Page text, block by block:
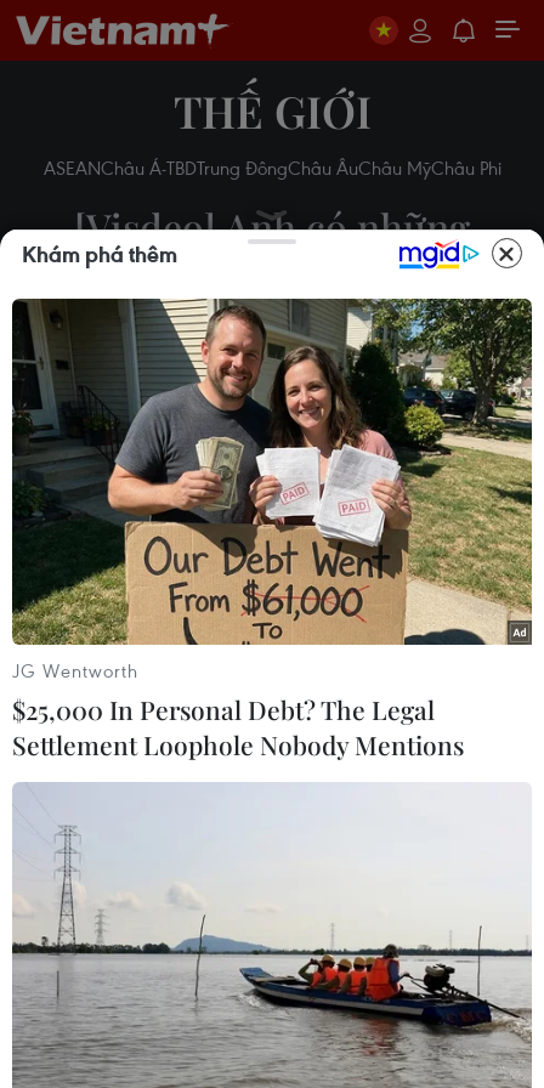
THẾ GIỚI
ASEANChâu Á-TBDTrung ĐôngChâu ÂuChâu MỹChâu Phi
[Visdeo] Anh có những
nhượng bộ đầu tiên trong
đàm phán với EU
20/06/2017 07:56
Theo dõi VietnamPlus
Phía Anh đã có những nhượng bộ đáng kể đầu
tiên khi nhất trí về lịch trình đàm phán từng giai
đoạn theo đề xuất của EU, và đồng ý tạm gác lại
các cuộc đàm phán thương mại tự do.
Video
Đêm qua theo giờ Hà Nội, Anh và Liên minh
châu Âu (EU) đã kết thúc ngày đàm phán đầu
Khám phá thêm
JG Wentworth
$25,000 In Personal Debt? The Legal
Settlement Loophole Nobody Mentions